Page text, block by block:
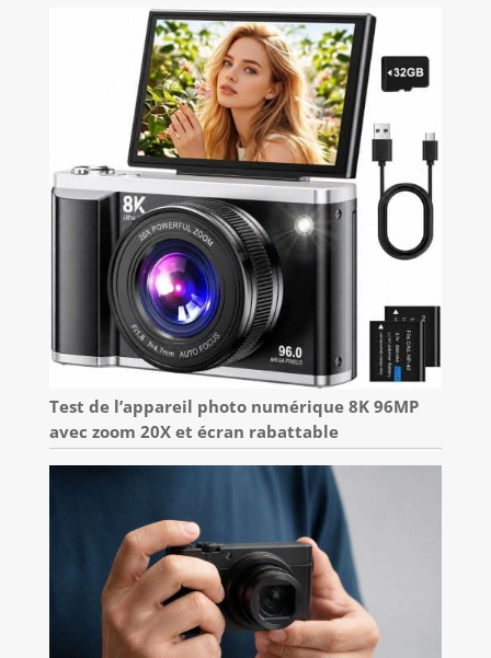
Test de l’appareil photo numérique 8K 96MP
avec zoom 20X et écran rabattable